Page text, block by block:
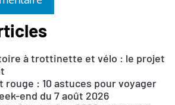
à trottinette et vélo : le projet
rouge : 10 astuces pour voyager
end du 7 août 2026